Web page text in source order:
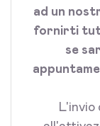
ad un
fornirti
se
L'invio